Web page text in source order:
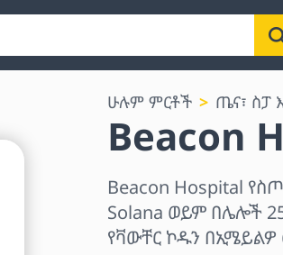
ሁሉም ምርቶች ጤና፣ ስፓ
Beacon
Beacon Hospital
Solana ወይም በሌሎች
የቫውቸር ኮዱን